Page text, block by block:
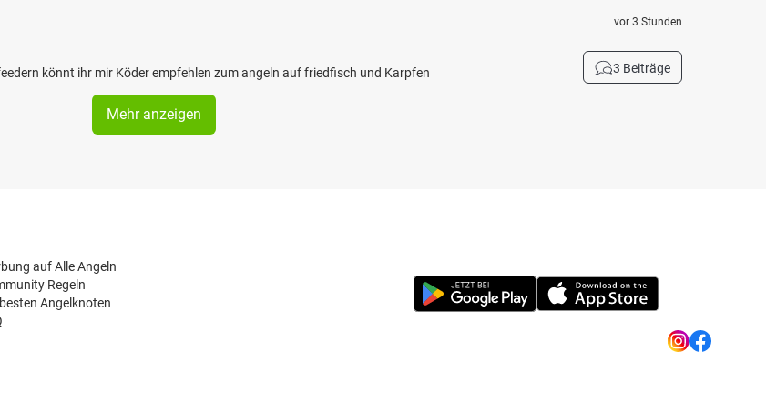
könnt ihr mir Köder empfehlen zum angeln auf friedfisch und Karpfen
vor 3 Stunden
3 Beiträge
Mehr anzeigen
auf Alle Angeln
Regeln
Angelknoten